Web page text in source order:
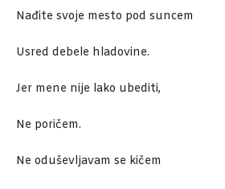
Nađite svoje mesto pod suncem
Usred debele hladovine.
Jer mene nije lako ubediti,
Ne poričem.
Ne oduševljavam se kičem